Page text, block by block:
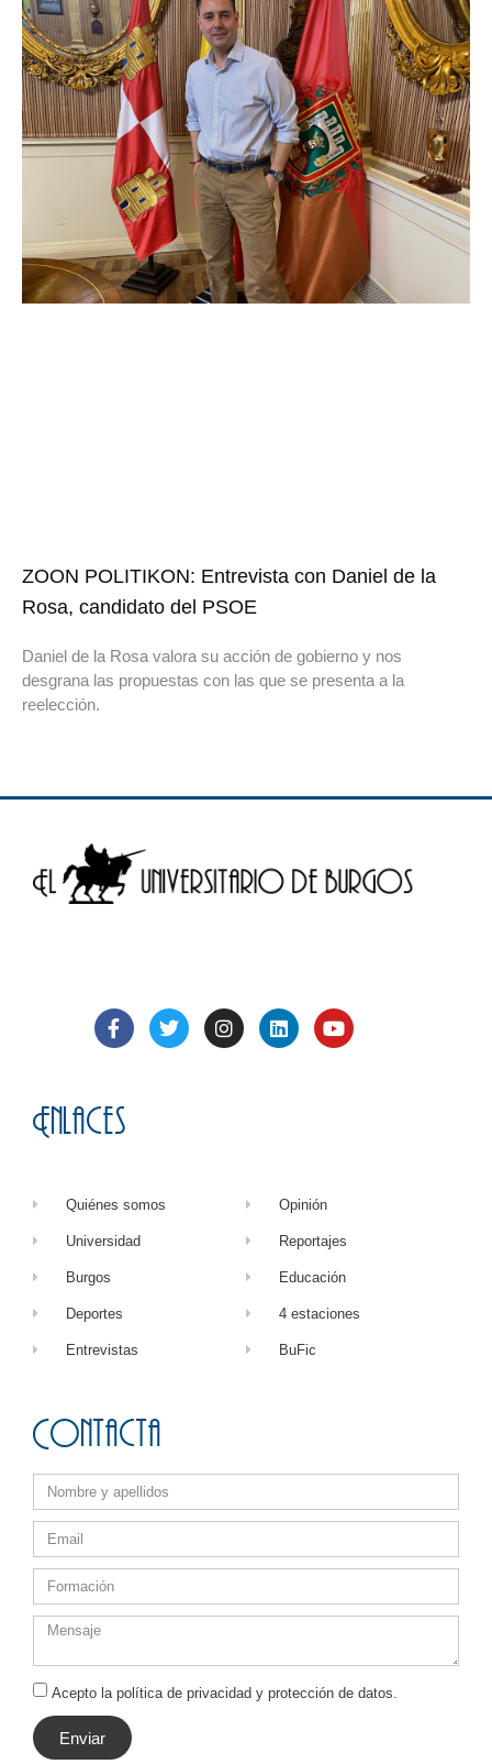
ZOON POLITIKON: Entrevista con Daniel de la
Rosa, candidato del PSOE
Daniel de la Rosa valora su acción de gobierno y nos
desgrana las propuestas con las que se presenta a la
reelección.
Enlaces
Quiénes somos
Universidad
Burgos
Deportes
Entrevistas
Opinión
Reportajes
Educación
4 estaciones
BuFic
Contacta
Acepto la política de privacidad y protección de datos.
Enviar